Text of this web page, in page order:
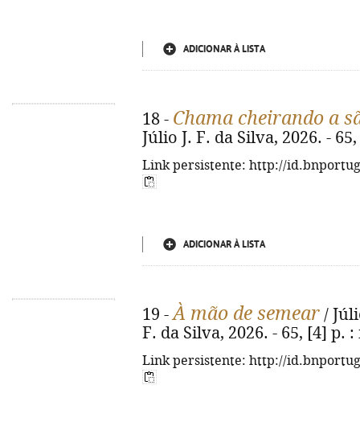
ADICIONAR À LISTA
18 - Chama cheirando a
Júlio J. F. da Silva, 2026. -
Link persistente: http://
ADICIONAR À LISTA
19 -À mão de semear /
F. da Silva, 2026. - 65, [4] p.
Link persistente: http://